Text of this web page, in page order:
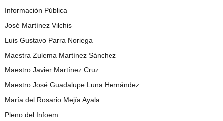
Información Pública
José Martínez Vilchis
Luis Gustavo Parra Noriega
Maestra Zulema Martínez Sánchez
Maestro Javier Martínez Cruz
Maestro José Guadalupe Luna Hernández
María del Rosario Mejía Ayala
Pleno del Infoem